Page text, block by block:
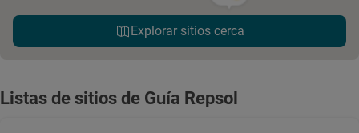
Explorar sitios cerca
Listas de sitios de Guía Repsol